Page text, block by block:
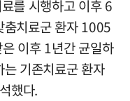
를 시행하고 이후 6
춤치료군 환자 1005
이후 1년간 균일하
기존치료군 환자
했다.